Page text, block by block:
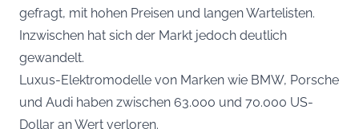
gefragt, mit hohen Preisen und langen Wartelisten.
Inzwischen hat sich der Markt jedoch deutlich
gewandelt.
Luxus-Elektromodelle von Marken wie BMW, Porsche
und Audi haben zwischen 63.000 und 70.000 US-
Dollar an Wert verloren.